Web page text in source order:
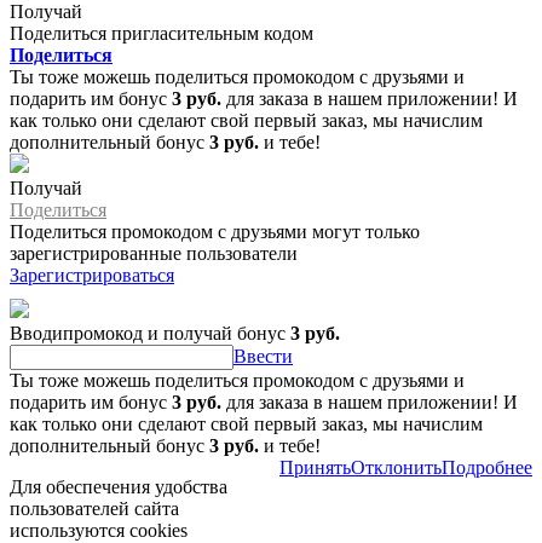
Получай
Поделиться пригласительным кодом
Поделиться
Ты тоже можешь поделиться промокодом с друзьями и
подарить им бонус 3 руб. для заказа в нашем приложении! И
как только они сделают свой первый заказ, мы начислим
дополнительный бонус 3 руб. и тебе!
Получай
Поделиться
Поделиться промокодом с друзьями могут только
зарегистрированные пользователи
Зарегистрироваться
Вводипромокод и получай бонус 3 руб.
Ввести
Ты тоже можешь поделиться промокодом с друзьями и
подарить им бонус 3 руб. для заказа в нашем приложении! И
как только они сделают свой первый заказ, мы начислим
дополнительный бонус 3 руб. и тебе!
Для обеспечения удобства
пользователей сайта
используются cookies
ПринятьОтклонитьПодробнее